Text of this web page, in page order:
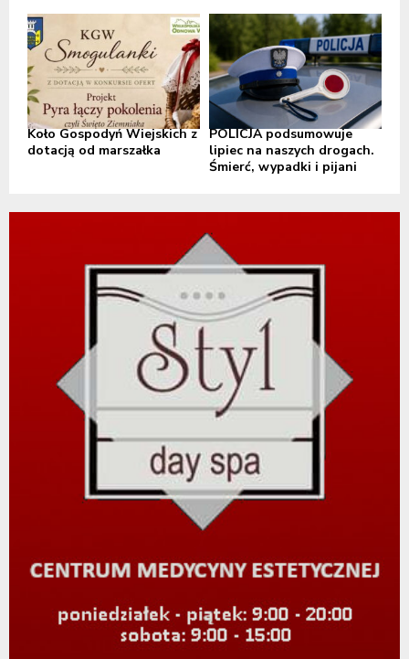
Koło Gospodyń Wiejskich z
dotacją od marszałka
POLICJA podsumowuje
lipiec na naszych drogach.
Śmierć, wypadki i pijani